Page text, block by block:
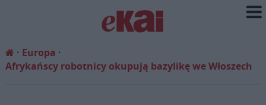
Europa
Afrykańscy robotnicy okupują bazylikę we Włoszech